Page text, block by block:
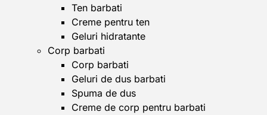
Ten barbati
Creme pentru ten
Geluri hidratante
Corp barbati
Corp barbati
Geluri de dus barbati
Spuma de dus
Creme de corp pentru barbati